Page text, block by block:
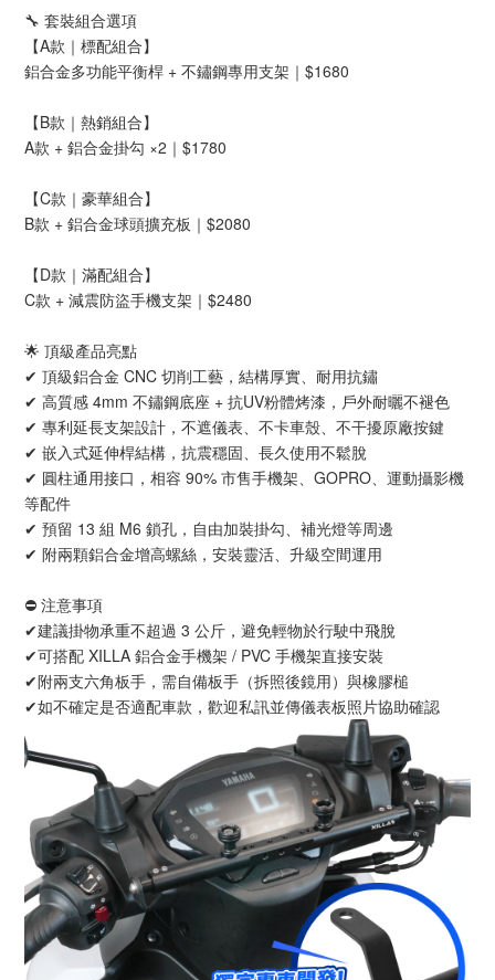
🔧 套裝組合選項
【A款｜標配組合】
鋁合金多功能平衡桿 + 不鏽鋼專用支架｜$1680
【B款｜熱銷組合】
A款 + 鋁合金掛勾 ×2｜$1780
【C款｜豪華組合】
B款 + 鋁合金球頭擴充板｜$2080
【D款｜滿配組合】
C款 + 減震防盜手機支架｜$2480
🌟 頂級產品亮點
✔ 頂級鋁合金 CNC 切削工藝，結構厚實、耐用抗鏽
✔ 高質感 4mm 不鏽鋼底座 + 抗UV粉體烤漆，戶外耐曬不褪色
✔ 專利延長支架設計，不遮儀表、不卡車殼、不干擾原廠按鍵
✔ 嵌入式延伸桿結構，抗震穩固、長久使用不鬆脫
✔ 圓柱通用接口，相容 90% 市售手機架、GOPRO、運動攝影機
等配件
✔ 預留 13 組 M6 鎖孔，自由加裝掛勾、補光燈等周邊
✔ 附兩顆鋁合金增高螺絲，安裝靈活、升級空間運用
⛔ 注意事項
✔建議掛物承重不超過 3 公斤，避免輕物於行駛中飛脫
✔可搭配 XILLA 鋁合金手機架 / PVC 手機架直接安裝
✔附兩支六角板手，需自備板手（拆照後鏡用）與橡膠槌
✔如不確定是否適配車款，歡迎私訊並傳儀表板照片協助確認